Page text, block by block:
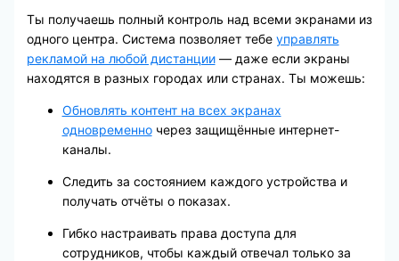
Ты получаешь полный контроль над всеми экранами из
одного центра. Система позволяет тебе управлять
рекламой на любой дистанции— даже если экраны
находятся в разных городах или странах. Ты можешь:
Обновлять контент на всех экранах
одновременночерез защищённые интернет-
каналы.
Следить за состоянием каждого устройства и
получать отчёты о показах.
Гибко настраивать права доступа для
сотрудников, чтобы каждый отвечал только за